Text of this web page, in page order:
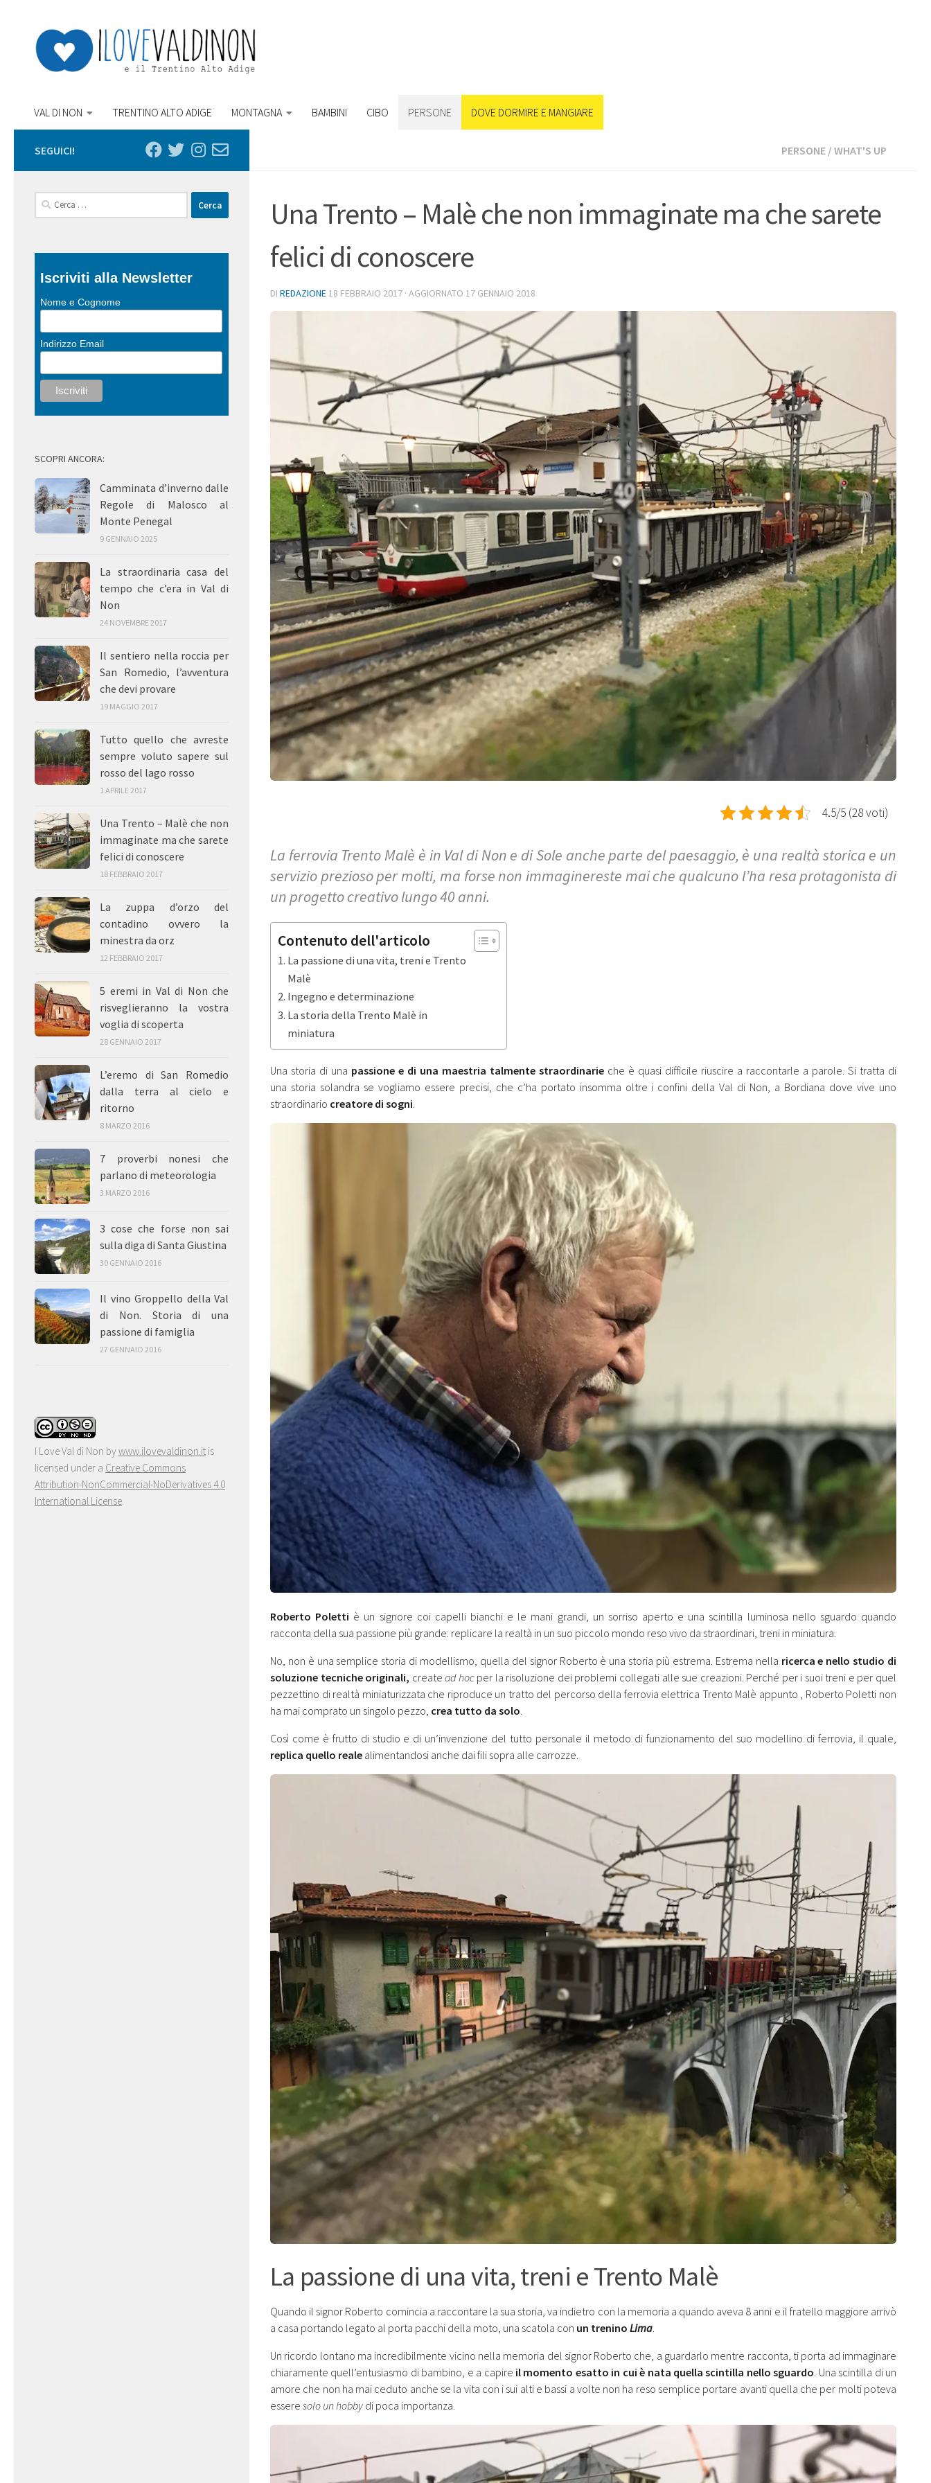
VAL DI NON TRENTINO ALTO ADIGE MONTAGNA BAMBINI CIBO PERSONE DOVE DORMIRE E MANGIARE
PERSONE / WHAT'S UP
Una Trento – Malè che non immaginate ma che sarete
felici di conoscere
DI REDAZIONE 18 FEBBRAIO 2017 · AGGIORNATO 17 GENNAIO 2018
4.5/5 (28 voti)
La ferrovia Trento Malè è in Val di Non e di Sole anche parte del paesaggio, è una realtà storica e un
servizio prezioso per molti, ma forse non immaginereste mai che qualcuno l’ha resa protagonista di
un progetto creativo lungo 40 anni.
Contenuto dell'articolo
La passione di una vita, treni e Trento
Malè
Ingegno e determinazione
La storia della Trento Malè in
miniatura
Una storia di una passione e di una maestria talmente straordinarie che è quasi difficile riuscire a raccontarle a parole. Si tratta di
una storia solandra se vogliamo essere precisi, che c’ha portato insomma oltre i confini della Val di Non, a Bordiana dove vive uno
straordinario creatore di sogni.
Roberto Poletti è un signore coi capelli bianchi e le mani grandi, un sorriso aperto e una scintilla luminosa nello sguardo quando
racconta della sua passione più grande: replicare la realtà in un suo piccolo mondo reso vivo da straordinari, treni in miniatura.
No, non è una semplice storia di modellismo, quella del signor Roberto è una storia più estrema. Estrema nella ricerca e nello studio di
soluzione tecniche originali, createad hocper la risoluzione dei problemi collegati alle sue creazioni. Perché per i suoi treni e per quel
pezzettino di realtà miniaturizzata che riproduce un tratto del percorso della ferrovia elettrica Trento Malè appunto , Roberto Poletti non
ha mai comprato un singolo pezzo, crea tutto da solo.
Così come è frutto di studio e di un’invenzione del tutto personale il metodo di funzionamento del suo modellino di ferrovia, il quale,
replica quello reale alimentandosi anche dai fili sopra alle carrozze.
La passione di una vita, treni e Trento Malè
Quando il signor Roberto comincia a raccontare la sua storia, va indietro con la memoria a quando aveva 8 anni e il fratello maggiore arrivò
a casa portando legato al porta pacchi della moto, una scatola con un trenino Lima.
Un ricordo lontano ma incredibilmente vicino nella memoria del signor Roberto che, a guardarlo mentre racconta, ti porta ad immaginare
chiaramente quell’entusiasmo di bambino, e a capire il momento esatto in cui è nata quella scintilla nello sguardo. Una scintilla di un
amore che non ha mai ceduto anche se la vita con i sui alti e bassi a volte non ha reso semplice portare avanti quella che per molti poteva
essere solo un hobby di poca importanza.
SEGUICI!
Ricerca
per:
Iscriviti alla Newsletter
Nome e Cognome
Indirizzo Email
SCOPRI ANCORA:
Camminata d’inverno dalle
Regole di Malosco al
Monte Penegal
9 GENNAIO 2025
La straordinaria casa del
tempo che c’era in Val di
Non
24 NOVEMBRE 2017
Il sentiero nella roccia per
San Romedio, l’avventura
che devi provare
19 MAGGIO 2017
Tutto quello che avreste
sempre voluto sapere sul
rosso del lago rosso
1 APRILE 2017
Una Trento – Malè che non
immaginate ma che sarete
felici di conoscere
18 FEBBRAIO 2017
La zuppa d’orzo del
contadino ovvero la
minestra da orz
12 FEBBRAIO 2017
5 eremi in Val di Non che
risveglieranno la vostra
voglia di scoperta
28 GENNAIO 2017
L’eremo di San Romedio
dalla terra al cielo e
ritorno
8 MARZO 2016
7 proverbi nonesi che
parlano di meteorologia
3 MARZO 2016
3 cose che forse non sai
sulla diga di Santa Giustina
30 GENNAIO 2016
Il vino Groppello della Val
di Non. Storia di una
passione di famiglia
27 GENNAIO 2016
I Love Val di Non bywww.ilovevaldinon.it is
licensed under a Creative Commons
Attribution-NonCommercial-NoDerivatives 4.0
International License.